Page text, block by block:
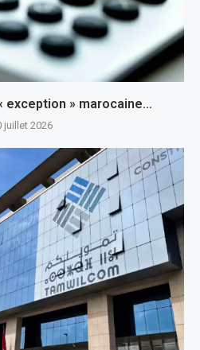
exception » marocaine…
juillet 2026